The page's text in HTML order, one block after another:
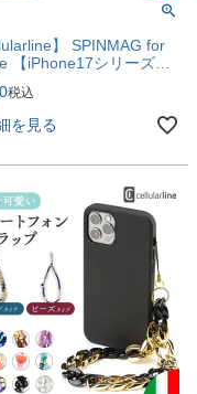
】 SPINMAG for
【iPhone17シリーズ対
税込
を見る